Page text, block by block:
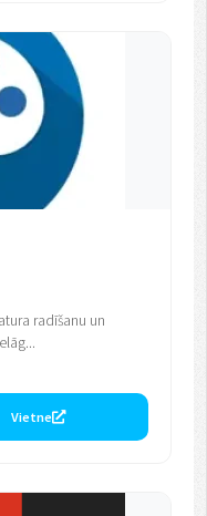
radīšanu un
Vietne